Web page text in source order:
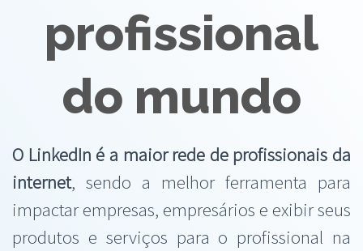
profissional
do mundo
O LinkedIn é a maior rede de profissionais da
internet, sendo a melhor ferramenta para
impactar empresas, empresários e exibir seus
produtos e serviços para o profissional na